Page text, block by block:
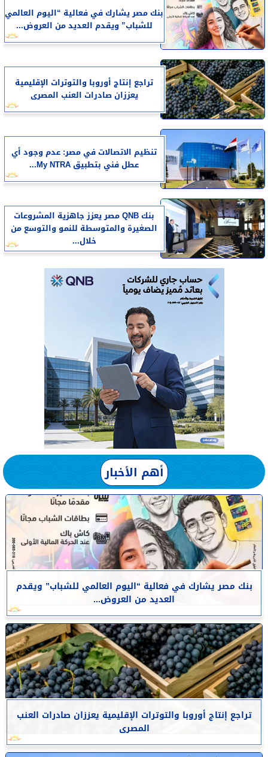
بنك مصر يشارك في فعالية “اليوم العالمي
للشباب” ويقدم العديد من العروض...
تراجع إنتاج أوروبا والتوترات الإقليمية
يعززان صادرات العنب المصرى
تنظيم الاتصالات في مصر: عدم وجود أي
عطل فني بتطبيق My NTRA...
بنك QNB مصر يعزز جاهزية المشروعات
الصغيرة والمتوسطة للنمو والتوسع من
خلال...
أهم الأخبار
بنك مصر يشارك في فعالية “اليوم العالمي للشباب” ويقدم
العديد من العروض...
تراجع إنتاج أوروبا والتوترات الإقليمية يعززان صادرات العنب
المصرى